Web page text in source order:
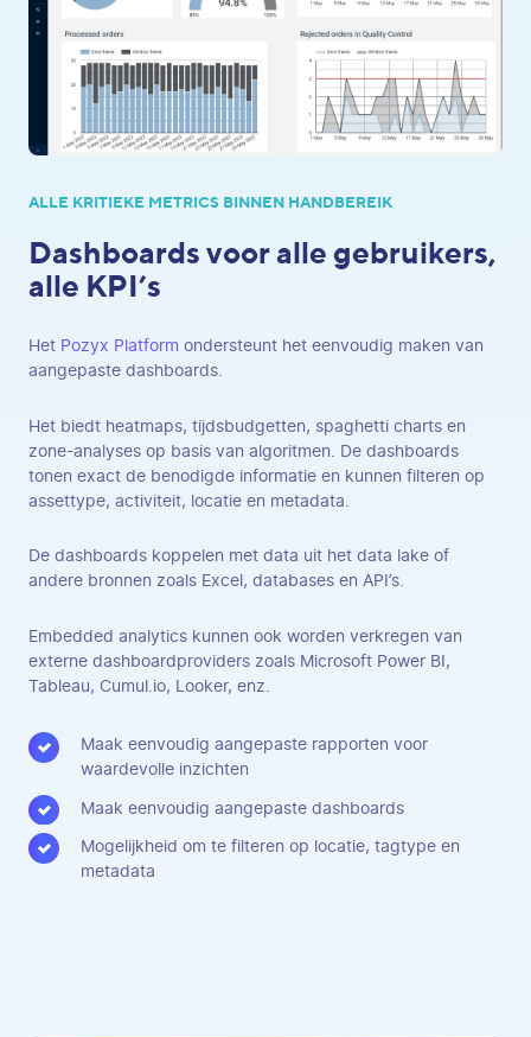
ALLE KRITIEKE METRICS BINNEN HANDBEREIK
Dashboards voor alle gebruikers,
alle KPI’s
Het Pozyx Platform ondersteunt het eenvoudig maken van
aangepaste dashboards.
Het biedt heatmaps, tijdsbudgetten, spaghetti charts en
zone-analyses op basis van algoritmen. De dashboards
tonen exact de benodigde informatie en kunnen filteren op
assettype, activiteit, locatie en metadata.
De dashboards koppelen met data uit het data lake of
andere bronnen zoals Excel, databases en API’s.
Embedded analytics kunnen ook worden verkregen van
externe dashboardproviders zoals Microsoft Power BI,
Tableau, Cumul.io, Looker, enz.
Maak eenvoudig aangepaste rapporten voor
waardevolle inzichten
Maak eenvoudig aangepaste dashboards
Mogelijkheid om te filteren op locatie, tagtype en
metadata